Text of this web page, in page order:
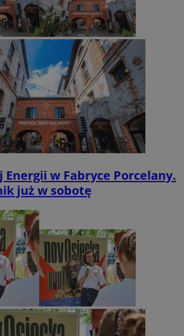
Energii w Fabryce Porcelany.
już w sobotę